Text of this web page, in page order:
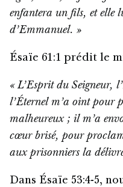
enfantera un fils, et elle
d’Emmanuel. »
Ésaïe 61:1 prédit le
« L’Esprit du Seigneur,
l’Éternel m’a oint pour
malheureux ; il m’a
cœur brisé, pour
aux prisonniers la
Dans Ésaïe 53:4-5,